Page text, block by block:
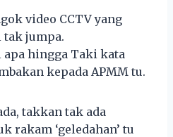
video CCTV yang
tak jumpa.
apa hingga Taki kata
kepada APMM tu.
takkan tak ada
rakam ‘geledahan’ tu